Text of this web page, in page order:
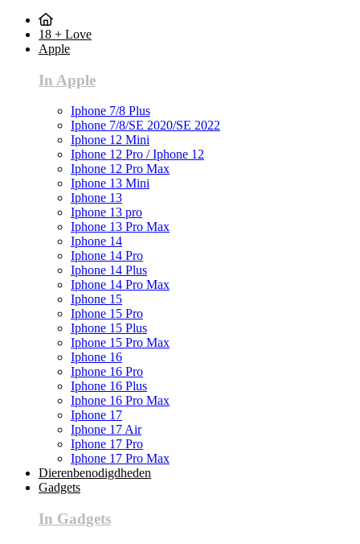
18 + Love
Apple
In Apple
Iphone 7/8 Plus
Iphone 7/8/SE 2020/SE 2022
Iphone 12 Mini
Iphone 12 Pro / Iphone 12
Iphone 12 Pro Max
Iphone 13 Mini
Iphone 13
Iphone 13 pro
Iphone 13 Pro Max
Iphone 14
Iphone 14 Pro
Iphone 14 Plus
Iphone 14 Pro Max
Iphone 15
Iphone 15 Pro
Iphone 15 Plus
Iphone 15 Pro Max
Iphone 16
Iphone 16 Pro
Iphone 16 Plus
Iphone 16 Pro Max
Iphone 17
Iphone 17 Air
Iphone 17 Pro
Iphone 17 Pro Max
Dierenbenodigdheden
Gadgets
In Gadgets